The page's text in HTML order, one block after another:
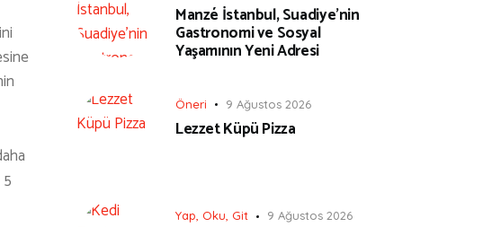
Manzé İstanbul, Suadiye’nin
Gastronomi ve Sosyal
Yaşamının Yeni Adresi
Öneri 9 Ağustos 2026
Lezzet Küpü Pizza
Yap, Oku, Git 9 Ağustos 2026